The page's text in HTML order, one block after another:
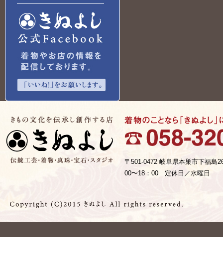
〒501-0472 岐阜県本巣市下福島
00〜18：00 定休日／水曜日